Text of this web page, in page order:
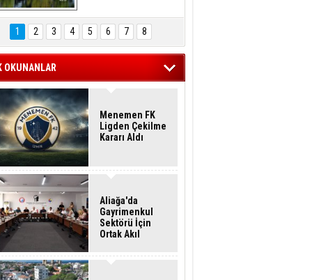
Hasan Eser'in
Objektifinden
1 2 3 4 5 6 7 8
OKUNANLAR
Menemen FK
Ligden Çekilme
Kararı Aldı
Aliağa'da
Gayrimenkul
Sektörü İçin
Ortak Akıl